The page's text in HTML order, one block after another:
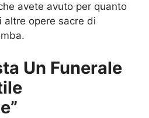
avete avuto per quanto
altre opere sacre di
Un Funerale